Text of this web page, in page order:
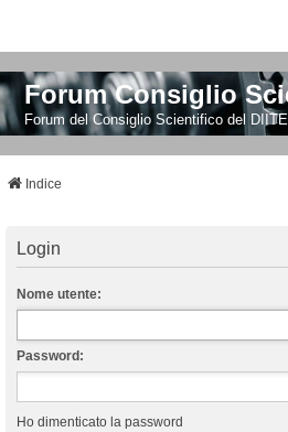
Forum Consiglio
Forum del Consiglio Scientifico del
Indice
Login
Nome utente:
Password:
Ho dimenticato la password